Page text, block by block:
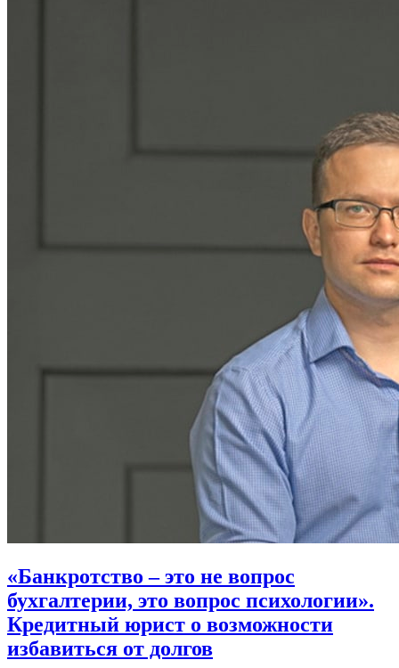
«Банкротство – это не вопрос
бухгалтерии, это вопрос психологии».
Кредитный юрист о возможности
избавиться от долгов